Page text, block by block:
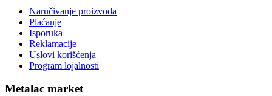
Naručivanje proizvoda
Plaćanje
Isporuka
Reklamacije
Uslovi korišćenja
Program lojalnosti
Metalac market